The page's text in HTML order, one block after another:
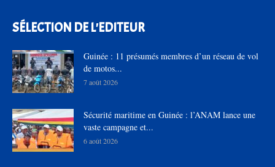
SÉLECTION DE L'EDITEUR
Guinée : 11 présumés membres d’un réseau de vol
de motos...
7 août 2026
Sécurité maritime en Guinée : l’ANAM lance une
vaste campagne et...
6 août 2026